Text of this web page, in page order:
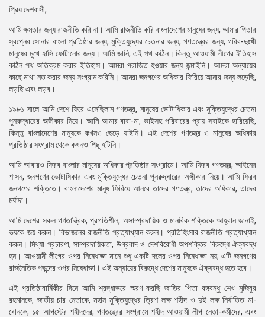
প্রিয় দেশবাসী,
আমি ক্ষমতার জন্য রাজনীতি করি না। আমি রাজনীতি করি বাংলাদেশের মানুষের জন্য, আমার পিতার
স্বপ্নের সোনার বাংলা প্রতিষ্ঠার জন্য, মুক্তিযুদ্ধের চেতনার জন্য, গণতন্ত্রের জন্য, গরিব-দুঃখী
মানুষের মুখে হাসি ফোটানোর জন্য। আমি জানি, এই পথ কঠিন। কিন্তু আওয়ামী লীগের ইতিহাস
কঠিন পথ অতিক্রম করার ইতিহাস। আমরা পরাজিত হওয়ার জন্য জন্মাইনি। আমরা অন্যায়ের
কাছে মাথা নত করার জন্য সংগ্রাম করিনি। আমরা জনগণের অধিকার ফিরিয়ে আনার জন্য লড়েছি,
লড়ছি এবং লড়ব।
১৯৮১ সালে আমি দেশে ফিরে এসেছিলাম গণতন্ত্র, মানুষের ভোটাধিকার এবং মুক্তিযুদ্ধের চেতনা
পুনরুদ্ধারের অঙ্গীকার নিয়ে। আমি আমার বাবা-মা, ভাইসহ পরিবারের প্রায় সবাইকে হারিয়েছি,
কিন্তু বাংলাদেশের মানুষকে কখনও ছেড়ে যাইনি। এই দেশের গণতন্ত্র ও মানুষের অধিকার
প্রতিষ্ঠার সংগ্রাম থেকে কখনও পিছু হটিনি।
আমি আবারও ফিরব বাংলার মানুষের অধিকার প্রতিষ্ঠার সংগ্রামে। আমি ফিরব গণতন্ত্র, আইনের
শাসন, জনগণের ভোটাধিকার এবং মুক্তিযুদ্ধের চেতনা পুনরুদ্ধারের অঙ্গীকার নিয়ে। আমি ফিরব
জনগণের শক্তিতে। বাংলাদেশের মানুষ ফিরিয়ে আনবে তাদের গণতন্ত্র, তাদের অধিকার, তাদের
মর্যাদা।
আমি দেশের সকল গণতান্ত্রিক, প্রগতিশীল, অসাম্প্রদায়িক ও মানবিক শক্তিকে আহ্বান জানাই,
ভয়কে জয় করুন। বিভাজনের রাজনীতি প্রত্যাখ্যান করুন। প্রতিহিংসার রাজনীতি প্রত্যাখ্যান
করুন। মিথ্যা প্রচারণা, সাম্প্রদায়িকতা, উগ্রবাদ ও দেশবিরোধী অপশক্তির বিরুদ্ধে ঐক্যবদ্ধ
হন। আওয়ামী লীগের ওপর নিষেধাজ্ঞা মানে শুধু একটি দলের ওপর নিষেধাজ্ঞা নয়; এটি জনগণের
রাজনৈতিক পছন্দের ওপর নিষেধাজ্ঞা। এই অন্যায়ের বিরুদ্ধে দেশের মানুষকে ঐক্যবদ্ধ হতে হবে।
এই প্রতিষ্ঠাবার্ষিকীর দিনে আমি শ্রদ্ধাভরে স্মরণ করছি জাতির পিতা বঙ্গবন্ধু শেখ মুজিবুর
রহমানকে, জাতীয় চার নেতাকে, মহান মুক্তিযুদ্ধের ত্রিশ লক্ষ শহীদ ও দুই লক্ষ নির্যাতিত মা-
বোনকে, ১৫ আগস্টের শহীদদের, গণতন্ত্রের সংগ্রামে শহীদ আওয়ামী লীগ নেতা-কর্মীদের, এবং